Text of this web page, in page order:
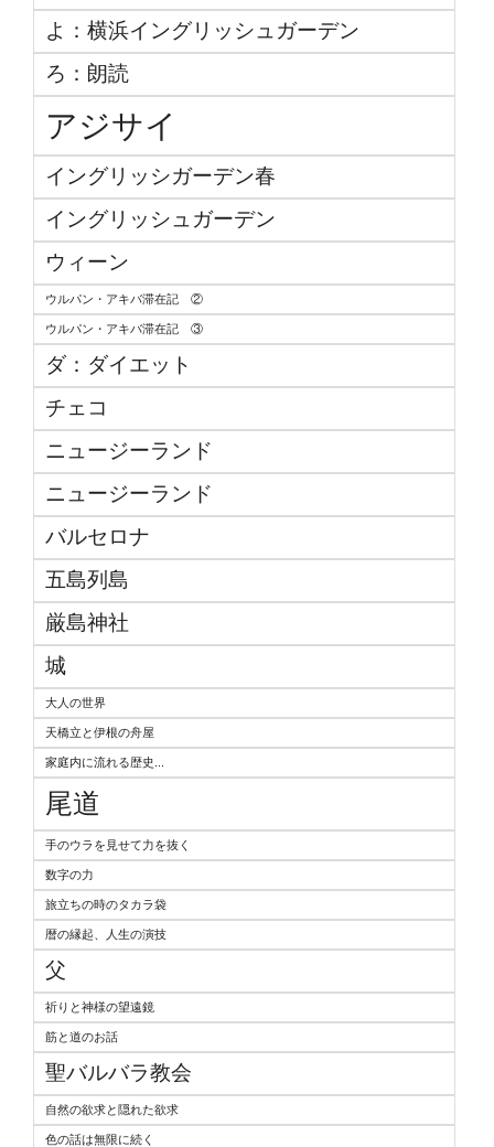
よ：横浜イングリッシュガーデン
ろ：朗読
アジサイ
イングリッシガーデン春
イングリッシュガーデン
ウィーン
ウルパン・アキバ滞在記 ②
ウルパン・アキバ滞在記 ③
ダ：ダイエット
チェコ
ニュージーランド
ニュージーランド
バルセロナ
五島列島
厳島神社
城
大人の世界
天橋立と伊根の舟屋
家庭内に流れる歴史...
尾道
手のウラを見せて力を抜く
数字の力
旅立ちの時のタカラ袋
暦の縁起、人生の演技
父
祈りと神様の望遠鏡
筋と道のお話
聖バルバラ教会
自然の欲求と隠れた欲求
色の話は無限に続く